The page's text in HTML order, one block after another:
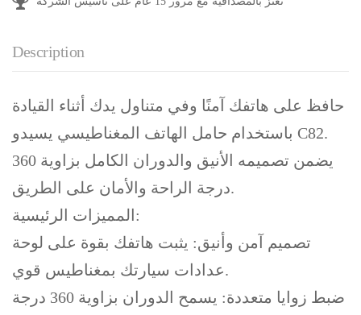
Description
حافظ على هاتفك آمنًا وفي متناول يدك أثناء القيادة
باستخدام حامل الهاتف المغناطيسي يسيدو C82.
يضمن تصميمه الأنيق والدوران الكامل بزاوية 360
درجة الراحة والأمان على الطريق.
المميزات الرئيسية:
تصميم آمن وأنيق: يثبت هاتفك بقوة على لوحة
عدادات سيارتك بمغناطيس قوي.
ضبط زوايا متعددة: يسمح الدوران بزاوية 360 درجة